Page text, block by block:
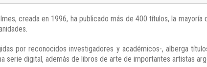
universitarios
Derechos humanos
Ediciones especiales
creada en 1996, ha publicado más de 400 títulos, la
por reconocidos investigadores y académicos-, alberga
serie digital, además de libros de arte de importantes artistas